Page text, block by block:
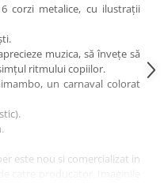
corzi metalice, cu ilustrații
muzica, să învețe să
ritmului copiilor.
un carnaval colorat
este nou si comercializat in